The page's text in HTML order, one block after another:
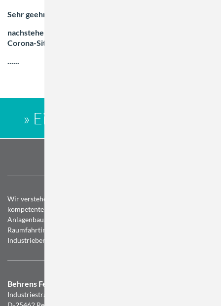
Sehr geehrte Damen und Herren,
nachstehend ein Informationsschreiben bzgl. der aktuellen
Corona-Situation für unsere Kunden und Lieferanten.
......
» Eine richtig feine Sache «
Wir verstehen uns als leistungsstarker Dienstleister und
kompetenter Berater für unsere Kunden im Maschinen- und
Anlagenbau, in der zivilen und militärischen Luft- und
Raumfahrtindustrie, in der Medizintechnik sowie in weiteren
Industriebereichen.
Behrens Feinwerktechnik GmbH
Industriestrasse 5